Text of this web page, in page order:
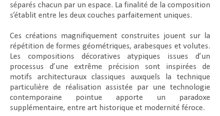
séparés chacun par un espace. La finalité de la composition
s’établit entre les deux couches parfaitement uniques.
Ces créations magnifiquement construites jouent sur la
répétition de formes géométriques, arabesques et volutes.
Les compositions décoratives atypiques issues d’un
processus d’une extrême précision sont inspirées de
motifs architecturaux classiques auxquels
la technique
particulière de réalisation assistée par une technologie
contemporaine pointue apporte un paradoxe
supplémentaire, entre art historique et modernité féroce.